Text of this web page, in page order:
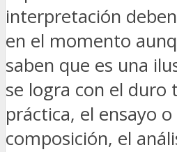
interpretación
en el momento
saben que es una
se logra con el duro
práctica, el ensayo o
composición, el